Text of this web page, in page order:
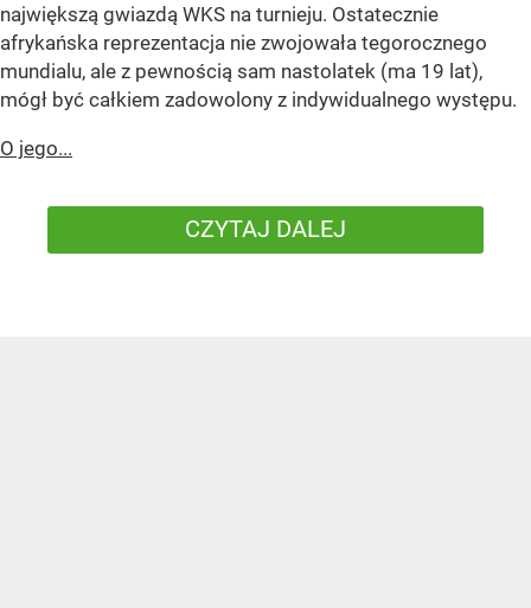
największą gwiazdą WKS na turnieju. Ostatecznie
afrykańska reprezentacja nie zwojowała tegorocznego
mundialu, ale z pewnością sam nastolatek (ma 19 lat),
mógł być całkiem zadowolony z indywidualnego występu.
O jego...
CZYTAJ DALEJ